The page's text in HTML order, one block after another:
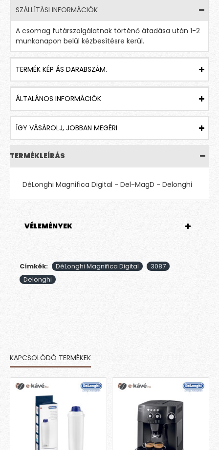
SZÁLLÍTÁSI INFORMÁCIÓK
A csomag futárszolgálatnak történő átadása után 1-2
munkanapon belül kézbesítésre kerül.
TERMÉK KÉP ÁS DARABSZÁM.
ÁLTALÁNOS INFORMÁCIÓK
ÍGY VÁSÁROLJ, JOBBAN MEGÉRI
TERMÉKLEÍRÁS
DéLonghi Magnifica Digital - Del-MagD - Delonghi
VÉLEMÉNYEK
Címkék: DéLonghi Magnifica Digital
3087
Delonghi
KAPCSOLÓDÓ TERMÉKEK